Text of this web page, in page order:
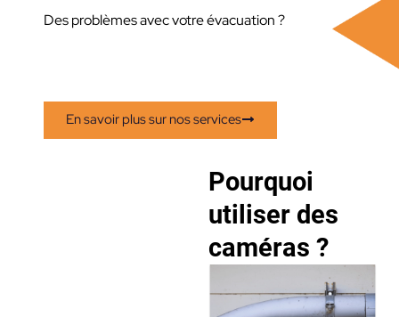
Des problèmes avec votre évacuation ?
En savoir plus sur nos services
Pourquoi
utiliser des
caméras ?